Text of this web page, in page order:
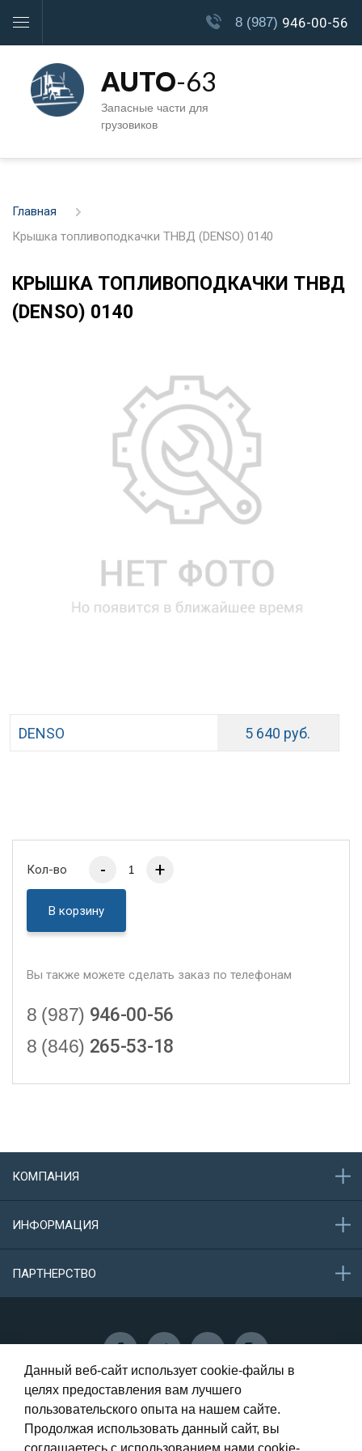
8 (987) 946-00-56
AUTO-63
Запасные части для
грузовиков
Главная
Крышка топливоподкачки ТНВД (DENSO) 0140
КРЫШКА ТОПЛИВОПОДКАЧКИ ТНВД
(DENSO) 0140
DENSO 5 640 руб.
Кол-во - +
В корзину
Вы также можете сделать заказ по телефонам
8 (987) 946-00-56
8 (846) 265-53-18
КОМПАНИЯ
Акции
ИНФОРМАЦИЯ
Конфиденциальность данных
ПАРТНЕРСТВО
Самара, Олимпийская, 73 - 1 этаж
Данный веб-сайт использует cookie-файлы в
целях предоставления вам лучшего
пользовательского опыта на нашем сайте.
Продолжая использовать данный сайт, вы
соглашаетесь с использованием нами cookie-